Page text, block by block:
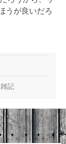
うが良いだろ
雑記